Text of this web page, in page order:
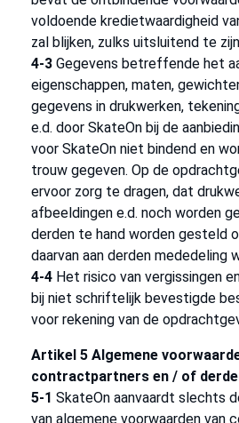
voldoende kredietwaardigheid
zal blijken, zulks uitsluitend te
4-3 Gegevens betreffende het
eigenschappen, maten,
gegevens in drukwerken,
e.d. door SkateOn bij de
voor SkateOn niet bindend en
trouw gegeven. Op de
ervoor zorg te dragen, dat
afbeeldingen e.d. noch worden
derden te hand worden gesteld
daarvan aan derden mededeling
4-4 Het risico van vergissingen
bij niet schriftelijk bevestigde
voor rekening van de
Artikel 5 Algemene
contractpartners en / of
5-1 SkateOn aanvaardt slechts
van algemene voorwaarden van